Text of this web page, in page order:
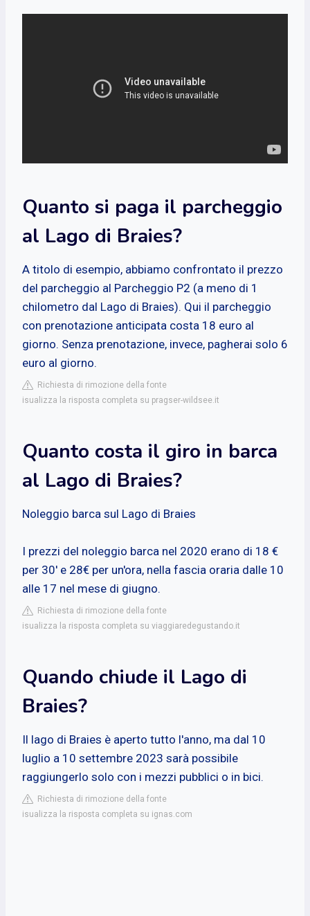
Quanto si paga il parcheggio
al Lago di Braies?
A titolo di esempio, abbiamo confrontato il prezzo
del parcheggio al Parcheggio P2 (a meno di 1
chilometro dal Lago di Braies). Qui il parcheggio
con prenotazione anticipata costa 18 euro al
giorno. Senza prenotazione, invece, pagherai solo 6
euro al giorno.
Richiesta di rimozione della fonte
isualizza la risposta completa su pragser-wildsee.it
Quanto costa il giro in barca
al Lago di Braies?
Noleggio barca sul Lago di Braies
I prezzi del noleggio barca nel 2020 erano di 18 €
per 30' e 28€ per un'ora, nella fascia oraria dalle 10
alle 17 nel mese di giugno.
Richiesta di rimozione della fonte
isualizza la risposta completa su viaggiaredegustando.it
Quando chiude il Lago di
Braies?
Il lago di Braies è aperto tutto l'anno, ma dal 10
luglio a 10 settembre 2023 sarà possibile
raggiungerlo solo con i mezzi pubblici o in bici.
Richiesta di rimozione della fonte
isualizza la risposta completa su ignas.com